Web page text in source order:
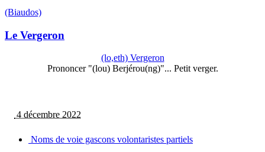
(Biaudos)
Le Vergeron
(lo,eth) Vergeron
Prononcer "(lou) Berjérou(ng)"... Petit verger.
4 décembre 2022
Noms de voie gascons volontaristes partiels